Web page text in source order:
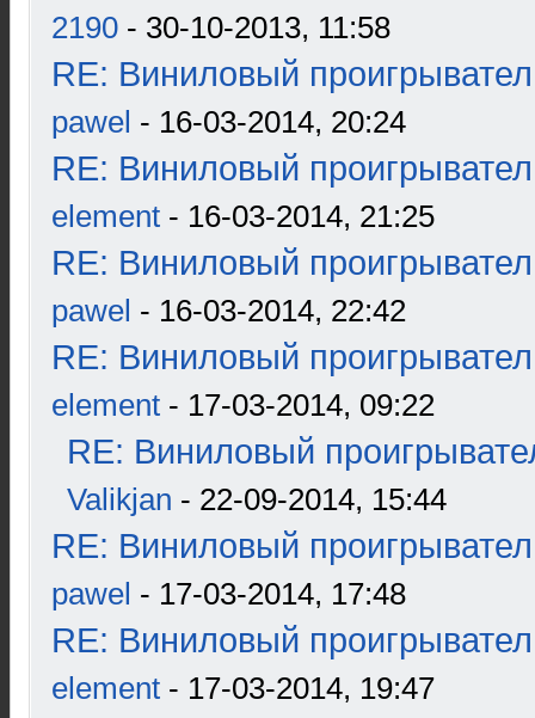
2190 - 30-10-2013, 11:58
RE: Виниловый
pawel - 16-03-2014, 20:24
RE: Виниловый
element - 16-03-2014, 21:25
RE: Виниловый
pawel - 16-03-2014, 22:42
RE: Виниловый
element - 17-03-2014, 09:22
RE: Виниловый
Valikjan - 22-09-2014, 15:44
RE: Виниловый
pawel - 17-03-2014, 17:48
RE: Виниловый
element - 17-03-2014, 19:47